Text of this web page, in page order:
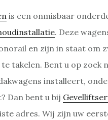
is een onmisbaar
. Deze
en zijn in staat om
takelen. Bent u op zoek
installeert,
Dan bent u bij
adres. Wij zijn uw